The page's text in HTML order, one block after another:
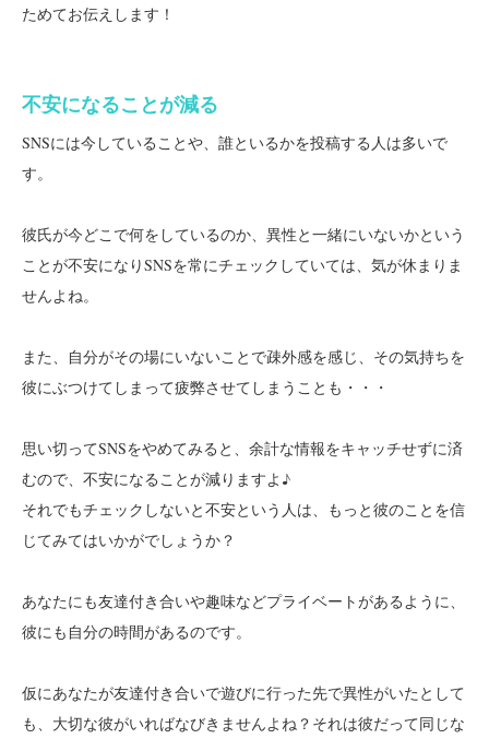
ためてお伝えします！
不安になることが減る
SNSには今していることや、誰といるかを投稿する人は多いで
す。
彼氏が今どこで何をしているのか、異性と一緒にいないかという
ことが不安になりSNSを常にチェックしていては、気が休まりま
せんよね。
また、自分がその場にいないことで疎外感を感じ、その気持ちを
彼にぶつけてしまって疲弊させてしまうことも・・・
思い切ってSNSをやめてみると、余計な情報をキャッチせずに済
むので、不安になることが減りますよ♪
それでもチェックしないと不安という人は、もっと彼のことを信
じてみてはいかがでしょうか？
あなたにも友達付き合いや趣味などプライベートがあるように、
彼にも自分の時間があるのです。
仮にあなたが友達付き合いで遊びに行った先で異性がいたとして
も、大切な彼がいればなびきませんよね？それは彼だって同じな